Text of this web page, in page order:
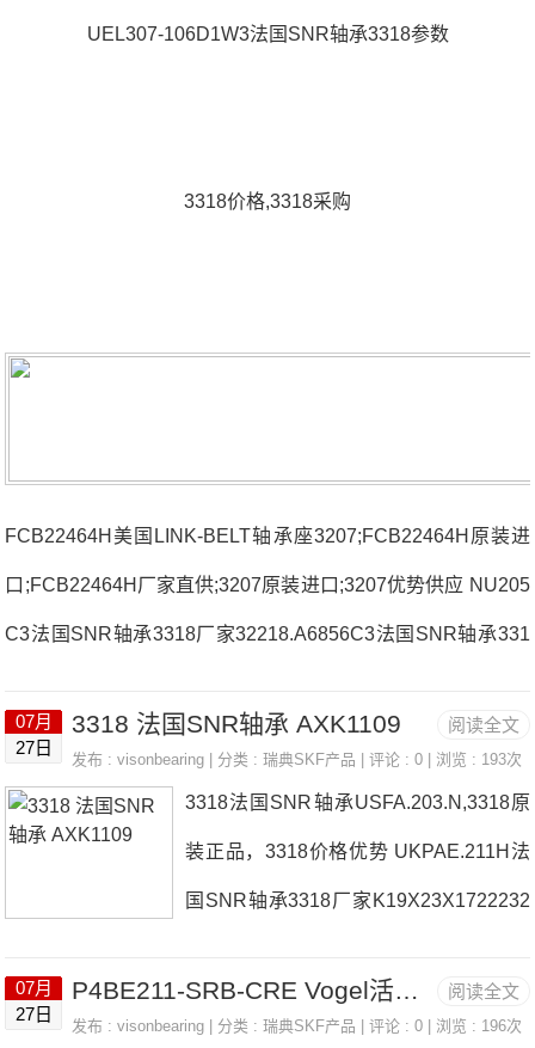
UEL307-106D1W3法国SNR轴承3318参数
3318价格,3318采购
FCB22464H美国LINK-BELT轴承座3207;FCB22464H原装进
口;FCB22464H厂家直供;3207原装进口;3207优势供应 NU205
C3法国SNR轴承3318厂家32218.A6856C3法国SNR轴承331
18价格,3318采购 热销型号推荐：3318，FCB22464H HS6-2
4L30317DU33183318价格,3318采购3318价格,3318采购UCF.
阅读全文
07月
27日
3318 法国SNR轴承 AXK1109
发布 :visonbearing | 分类 :瑞典SKF产品 | 评论 : 0 | 浏览 : 193次
3318法国SNR轴承USFA.203.N,3318原
装正品，3318价格优势 UKPAE.211H法
国SNR轴承3318厂家K19X23X1722232
H/3ASC-UCF310D1法国SNR轴承3318
阅读全文
07月
27日
P4BE211-SRB-CRE Vogel活塞传感器/活塞检测器 LINCOLN 82251
发布 :visonbearing | 分类 :瑞典SKF产品 | 评论 : 0 | 浏览 : 196次